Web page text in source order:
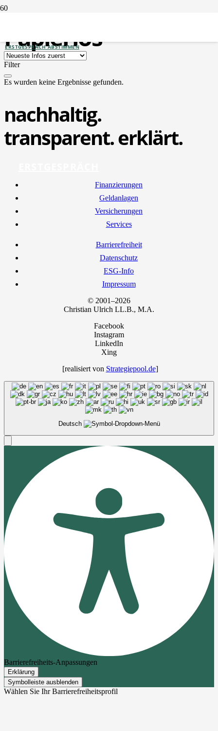
ERSTGESPRÄCH ABSTIMMEN
Papierlos
Filter
Es wurden keine Ergebnisse gefunden.
nachhaltig.
transparent. erklärt.
Finan­zie­run­gen
Geld­an­la­gen
Ver­si­che­run­gen
Ser­vices
Bar­rie­re­frei­heit
Daten­schutz
ESG-Info
Impres­sum
© 2001–2026
Chris­ti­an Ulrich LL.B., M.A.
Facebook
Instagram
LinkedIn
Xing
[rea­li­siert von Strategiepool.de]
Deutsch
Barrierefreiheits-Anpassungen
Erklärung
Symbolleiste ausblenden
Wählen Sie Ihr Barrierefreiheitsprofil